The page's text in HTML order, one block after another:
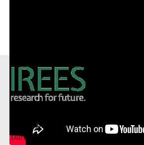
IREES GmbH
Durlacher Allee 77 | 76131 Karlsruhe